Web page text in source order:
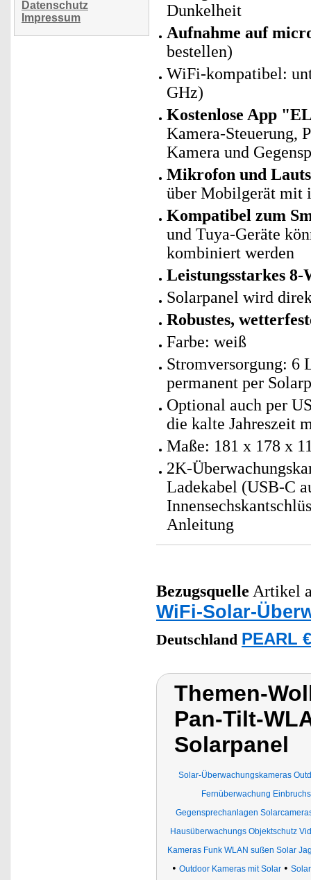
Datenschutz
Impressum
Dunkelheit
Aufnahme auf
bestellen)
WiFi-kompatibel:
GHz)
Kostenlose App
Kamera-Steuerung,
Kamera und
Mikrofon und
über Mobilgerät mit
Kompatibel zum
und Tuya-Geräte
kombiniert werden
Leistungsstarkes
Solarpanel wird
Robustes,
Farbe: weiß
Stromversorgung: 6
permanent per
Optional auch per
die kalte Jahreszeit
Maße: 181 x 178 x
2K-
Ladekabel (USB-C
Anleitung
Bezugsquelle Artikel
WiFi-Solar-
Deutschland PEARL
Themen-
Pan-Tilt-
Solarpanel
Solar-Überwachungskameras
Fernüberwachung
Gegensprechanlagen
Hausüberwachungs Objektschutz
Kameras Funk WLAN sußen Solar
• Outdoor Kameras mit Solar•